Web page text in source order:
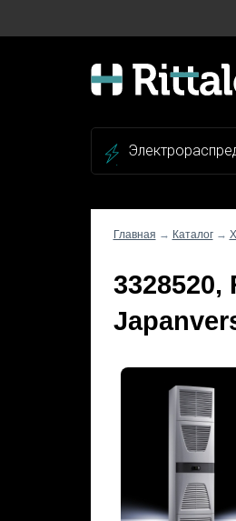
Главная → Каталог→
3328520,